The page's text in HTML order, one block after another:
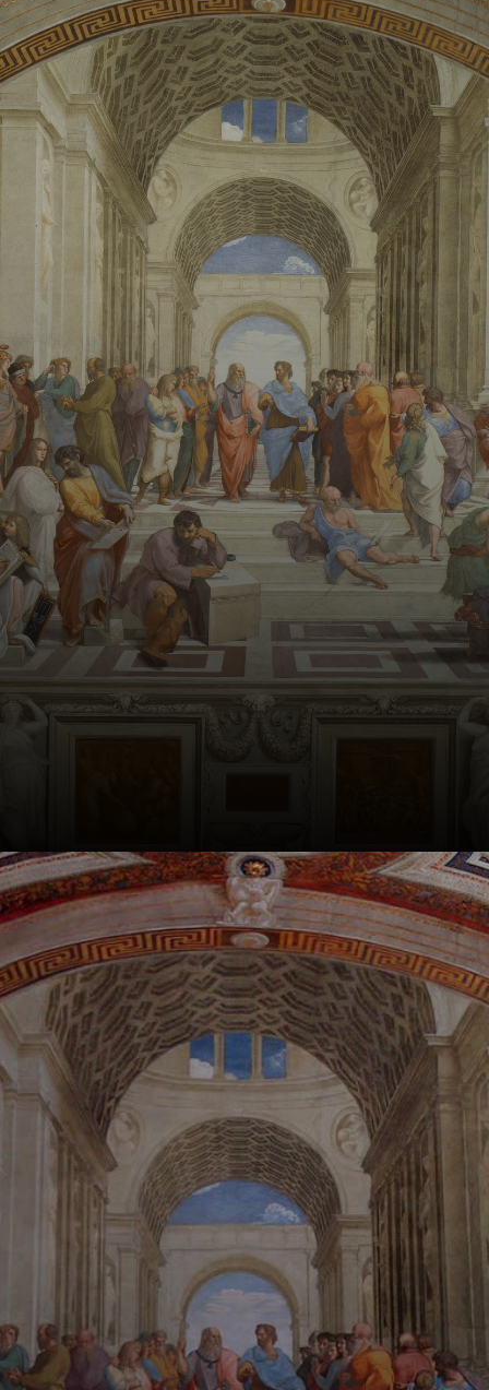
Platon et Aristote,
les géants de la
philosophie, au
centre de la
composition.
La pensée de
Platon, abstraite
et théorique,
oppose celle
d'Aristote,
empirique et
ancrée dans le